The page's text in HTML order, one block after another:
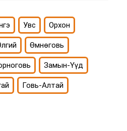
Увс Орхон
Өмнөговь
Замын-Үүд
Говь-Алтай